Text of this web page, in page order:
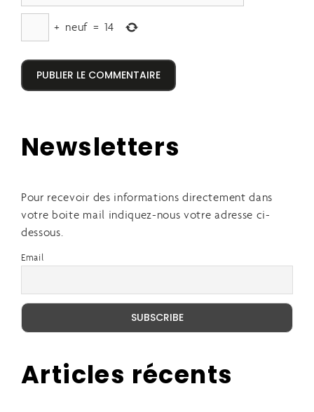
+ neuf = 14
Newsletters
Pour recevoir des informations directement dans
votre boite mail indiquez-nous votre adresse ci-
dessous.
Email
Articles récents